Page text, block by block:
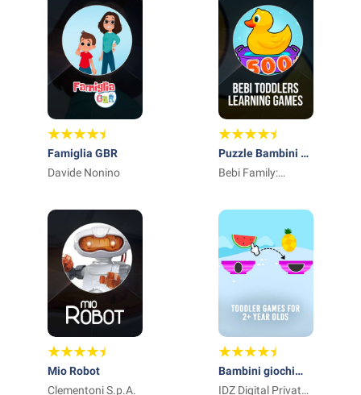
Famiglia GBR
Davide Nonino
Puzzle Bambini di
2,3,4,5 Anni
Bebi Family:
games for kids
Mio Robot
Clementoni S.p.A.
Bambini giochi
per 2 ai 4 anni
IDZ Digital Private